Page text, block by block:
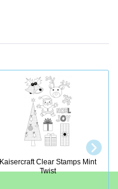
Kaisercraft Clear Stamps Mint
Twist